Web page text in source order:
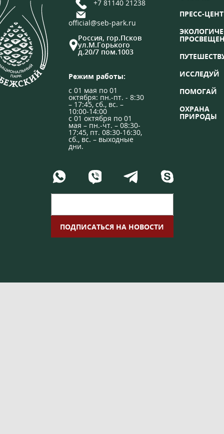
+7 81140 21238
official@seb-park.ru
Россия, гор.Псков
ул.М.Горького
д.20/7 пом.1003
Режим работы:
с 01 мая по 01
октября: пн.-пт. - 8:30
– 17:45, сб., вс. –
10:00-14:00
с 01 октября по 01
мая – пн.-чт. – 08:30-
17:45, пт. 08:30-16:30,
сб., вс. – выходные
дни.
ПРЕСС-
ИССЛЕДУЙ
ПОМОГАЙ
ОХРАНА
ПРИРОДЫ